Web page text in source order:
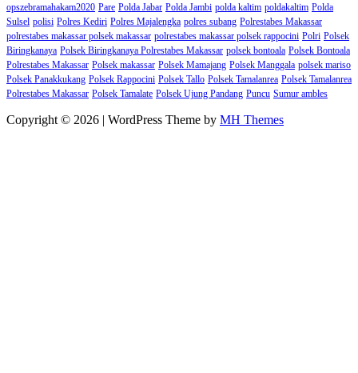
opszebramahakam2020 Pare Polda Jabar Polda Jambi polda kaltim poldakaltim Polda
Sulsel polisi Polres Kediri Polres Majalengka polres subang Polrestabes Makassar
polrestabes makassar polsek makassar polrestabes makassar polsek rappocini Polri Polsek
Biringkanaya Polsek Biringkanaya Polrestabes Makassar polsek bontoala Polsek Bontoala
Polrestabes Makassar Polsek makassar Polsek Mamajang Polsek Manggala polsek mariso
Polsek Panakkukang Polsek Rappocini Polsek Tallo Polsek Tamalanrea Polsek Tamalanrea
Polrestabes Makassar Polsek Tamalate Polsek Ujung Pandang Puncu Sumur ambles
Copyright © 2026 | WordPress Theme by MH Themes